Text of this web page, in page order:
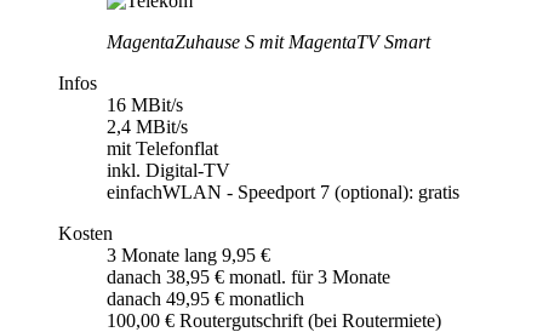
MagentaZuhause S mit MagentaTV Smart
Infos
16 MBit/s
2,4 MBit/s
mit Telefonflat
inkl. Digital-TV
einfachWLAN - Speedport 7 (optional): gratis
Kosten
3 Monate lang 9,95 €
danach 38,95 € monatl. für 3 Monate
danach 49,95 € monatlich
100,00 € Routergutschrift (bei Routermiete)